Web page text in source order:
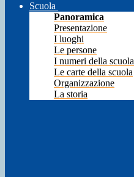
Scuola
Panoramica
Presentazione
I luoghi
Le persone
I numeri della scuola
Le carte della scuola
Organizzazione
La storia